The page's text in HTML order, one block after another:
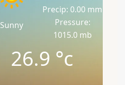
Sunny
Precip: 0.00 mm
Pressure:
1015.0 mb
26.9 °c